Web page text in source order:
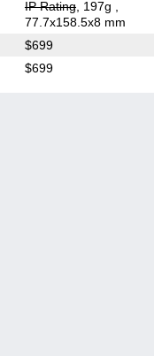
IP Rating, 197g
77.7x158.5x8 mm
$699
$699